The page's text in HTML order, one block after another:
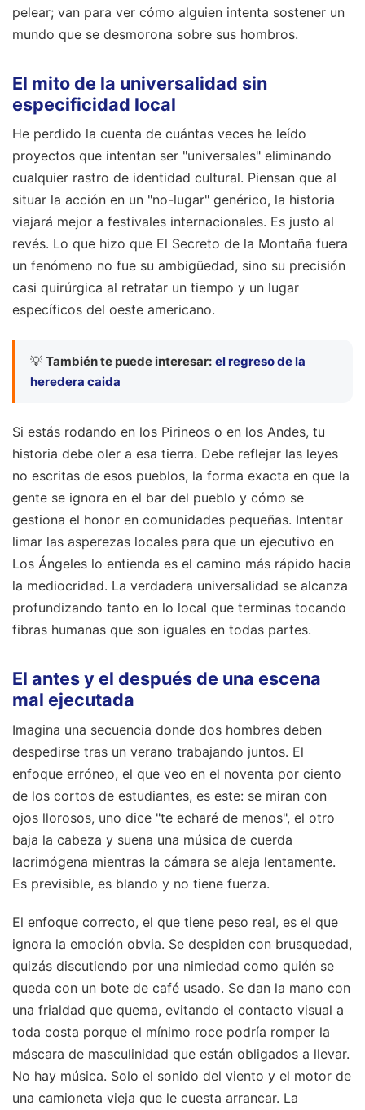
pelear; van para ver cómo alguien intenta sostener un
mundo que se desmorona sobre sus hombros.
El mito de la universalidad sin
especificidad local
He perdido la cuenta de cuántas veces he leído
proyectos que intentan ser "universales" eliminando
cualquier rastro de identidad cultural. Piensan que al
situar la acción en un "no-lugar" genérico, la historia
viajará mejor a festivales internacionales. Es justo al
revés. Lo que hizo que El Secreto de la Montaña fuera
un fenómeno no fue su ambigüedad, sino su precisión
casi quirúrgica al retratar un tiempo y un lugar
específicos del oeste americano.
💡 También te puede interesar: el regreso de la
heredera caida
Si estás rodando en los Pirineos o en los Andes, tu
historia debe oler a esa tierra. Debe reflejar las leyes
no escritas de esos pueblos, la forma exacta en que la
gente se ignora en el bar del pueblo y cómo se
gestiona el honor en comunidades pequeñas. Intentar
limar las asperezas locales para que un ejecutivo en
Los Ángeles lo entienda es el camino más rápido hacia
la mediocridad. La verdadera universalidad se alcanza
profundizando tanto en lo local que terminas tocando
fibras humanas que son iguales en todas partes.
El antes y el después de una escena
mal ejecutada
Imagina una secuencia donde dos hombres deben
despedirse tras un verano trabajando juntos. El
enfoque erróneo, el que veo en el noventa por ciento
de los cortos de estudiantes, es este: se miran con
ojos llorosos, uno dice "te echaré de menos", el otro
baja la cabeza y suena una música de cuerda
lacrimógena mientras la cámara se aleja lentamente.
Es previsible, es blando y no tiene fuerza.
El enfoque correcto, el que tiene peso real, es el que
ignora la emoción obvia. Se despiden con brusquedad,
quizás discutiendo por una nimiedad como quién se
queda con un bote de café usado. Se dan la mano con
una frialdad que quema, evitando el contacto visual a
toda costa porque el mínimo roce podría romper la
máscara de masculinidad que están obligados a llevar.
No hay música. Solo el sonido del viento y el motor de
una camioneta vieja que le cuesta arrancar. La